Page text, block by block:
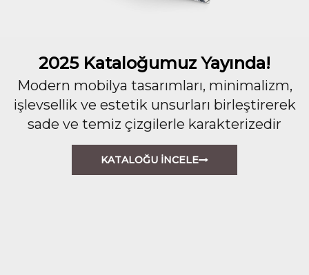
2025 Kataloğumuz Yayında!
Modern mobilya tasarımları, minimalizm,
işlevsellik ve estetik unsurları birleştirerek
sade ve temiz çizgilerle karakterizedir
KATALOĞU İNCELE